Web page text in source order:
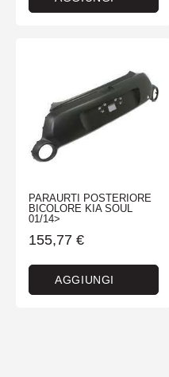
PARAURTI POSTERIORE
BICOLORE KIA SOUL
01/14>
155,77 €
AGGIUNGI